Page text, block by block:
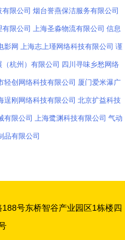
限公司 烟台誉燕保洁服务有限公司
限公司 上海圣淼物流有限公司 信息
影网 上海志上瑾网络科技有限公司 谨
杭州）有限公司 四川寻味乡愁网络
轻创网络科技有限公司 厦门爱米瀑广
逞刚网络科技有限公司 北京扩益科技
有限公司 上海鹭渊科技有限公司 气动
品有限公司
号东桥智谷产业园区1栋楼四